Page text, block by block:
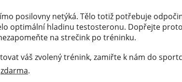
posilovny netýká. Tělo totiž potřebuje
optimální hladinu testosteronu. Dopřejte
na strečink po tréninku.
váš zvolený trénink, zamiřte k nám do
zdarma.